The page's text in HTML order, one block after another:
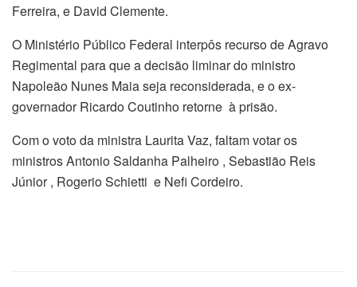
Ferreira, e David Clemente.
O Ministério Público Federal interpôs recurso de Agravo
Regimental para que a decisão liminar do ministro
Napoleão Nunes Maia seja reconsiderada, e o ex-
governador Ricardo Coutinho retorne à prisão.
Com o voto da ministra Laurita Vaz, faltam votar os
ministros Antonio Saldanha Palheiro , Sebastião Reis
Júnior , Rogerio Schietti e Nefi Cordeiro.